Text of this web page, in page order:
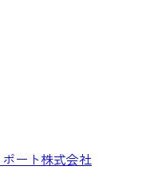
ポート株式会社